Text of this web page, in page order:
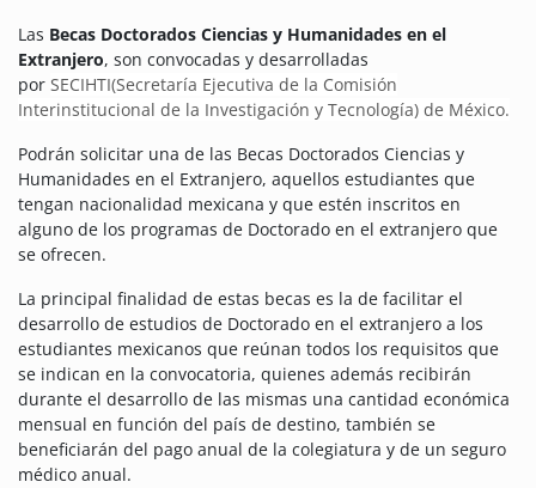
Las Becas Doctorados Ciencias y Humanidades en el
Extranjero, son convocadas y desarrolladas
por SECIHTI(Secretaría Ejecutiva de la Comisión
Interinstitucional de la Investigación y Tecnología) de México.
Podrán solicitar una de las Becas Doctorados Ciencias y
Humanidades en el Extranjero, aquellos estudiantes que
tengan nacionalidad mexicana y que estén inscritos en
alguno de los programas de Doctorado en el extranjero que
se ofrecen.
La principal finalidad de estas becas es la de facilitar el
desarrollo de estudios de Doctorado en el extranjero a los
estudiantes mexicanos que reúnan todos los requisitos que
se indican en la convocatoria, quienes además recibirán
durante el desarrollo de las mismas una cantidad económica
mensual en función del país de destino, también se
beneficiarán del pago anual de la colegiatura y de un seguro
médico anual.